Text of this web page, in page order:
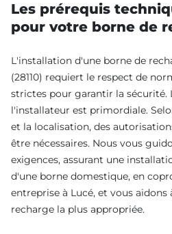
Les prérequis
pour votre borne de
L'installation d'une borne de
(28110) requiert le respect de
strictes pour garantir la sécurité.
l'installateur est primordiale.
et la localisation, des
être nécessaires. Nous vous
exigences, assurant une
d'une borne domestique, en
entreprise à Lucé, et vous
recharge la plus appropriée.